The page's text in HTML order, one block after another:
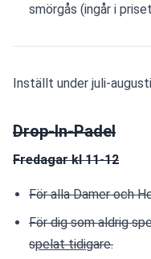
smörgås (ingår i
Inställt under juli-
Drop-In-Padel
Fredagar kl 11-12
För alla Damer och
För dig som aldrig
spelat tidigare.